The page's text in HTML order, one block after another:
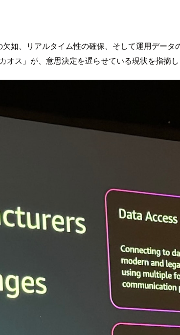
如、リアルタイム性の確保、そして運用デー
ス」が、意思決定を遅らせている現状を指摘し